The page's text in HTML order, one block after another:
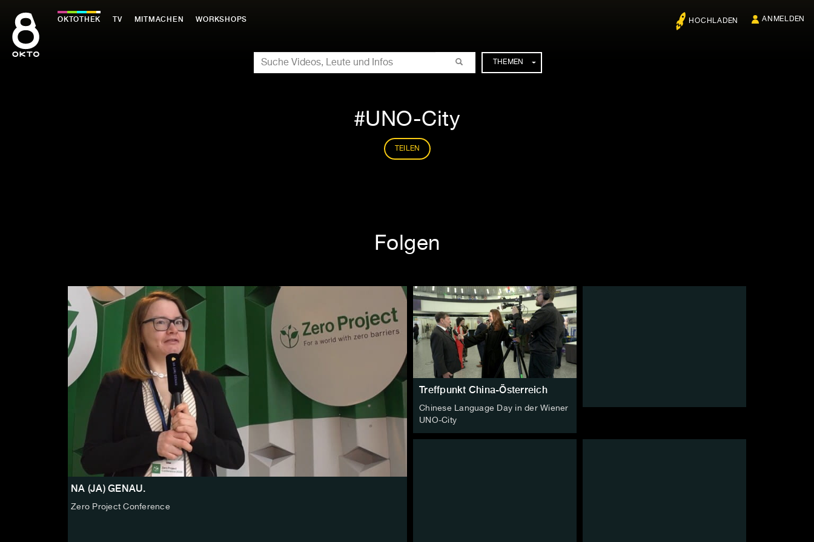
Inhalt
springen
OKTOTHEK TV MITMACHEN WORKSHOPS HOCHLADEN ANMELDEN
SUCHE
THEMEN
UNO-City
TEILEN
Folgen
NA (JA) GENAU.
Zero Project Conference
Treffpunkt China-Österreich
Chinese Language Day in der Wiener
UNO-City